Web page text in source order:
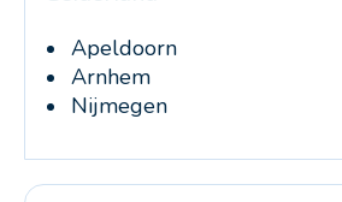
Apeldoorn
Arnhem
Nijmegen